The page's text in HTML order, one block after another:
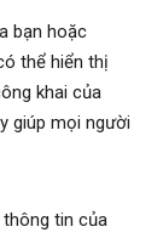
bạn hoặc
thể hiển thị
khai của
giúp mọi người
tin của